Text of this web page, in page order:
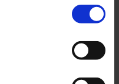
Ornament, Guardian